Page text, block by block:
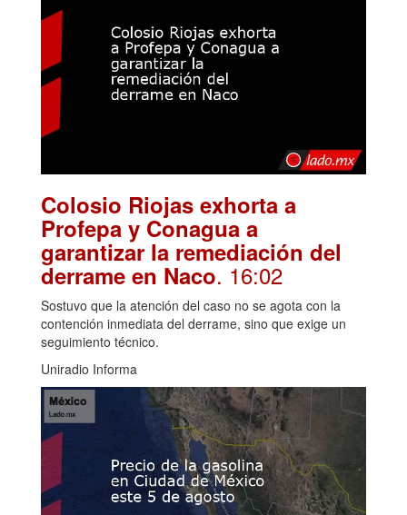
Colosio Riojas exhorta a
Profepa y Conagua a
garantizar la remediación del
derrame en Naco. 16:02
Sostuvo que la atención del caso no se agota con la
contención inmediata del derrame, sino que exige un
seguimiento técnico.
Uniradio Informa